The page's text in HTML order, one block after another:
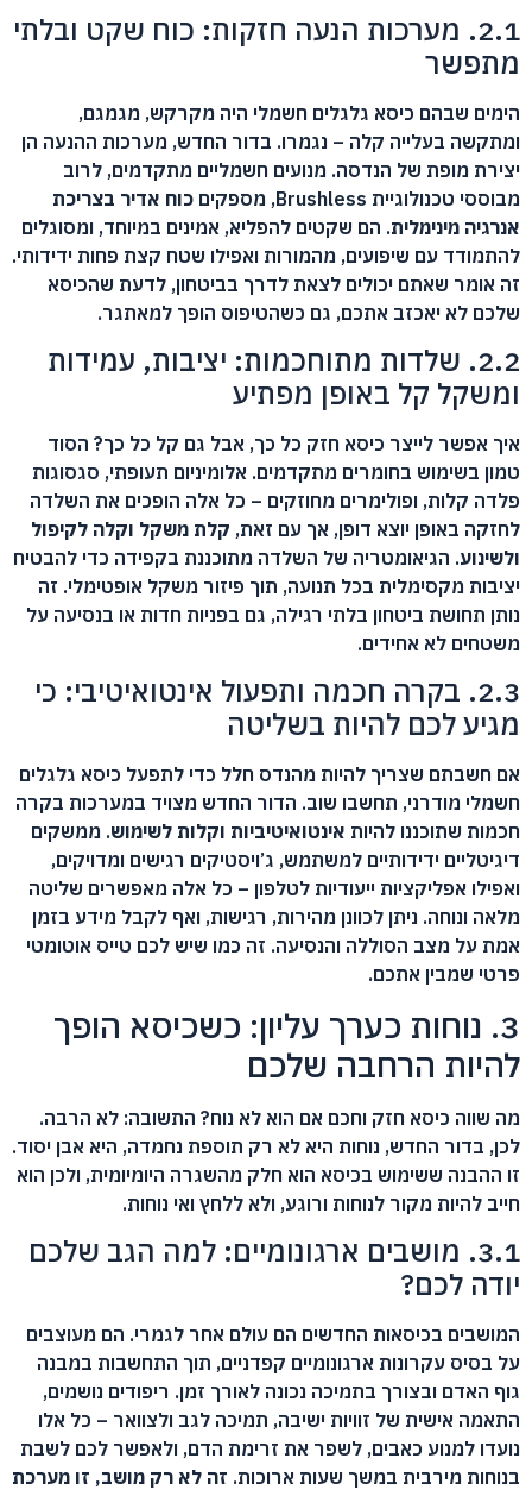
2.1. מערכות הנעה חזקות: כוח שקט ובלתי
מתפשר
הימים שבהם כיסא גלגלים חשמלי היה מקרקש, מגמגם,
ומתקשה בעלייה קלה – נגמרו. בדור החדש, מערכות ההנעה הן
יצירת מופת של הנדסה. מנועים חשמליים מתקדמים, לרוב
מבוססי טכנולוגיית Brushless, מספקים
כוח אדיר בצריכת
אנרגיה מינימלית. הם שקטים להפליא, אמינים במיוחד, ומסוגלים
להתמודד עם שיפועים, מהמורות ואפילו שטח קצת פחות ידידותי.
זה אומר שאתם יכולים לצאת לדרך בביטחון, לדעת שהכיסא
שלכם לא יאכזב אתכם, גם כשהטיפוס הופך למאתגר.
2.2. שלדות מתוחכמות: יציבות, עמידות
ומשקל קל באופן מפתיע
איך אפשר לייצר כיסא חזק כל כך, אבל גם קל כל כך? הסוד
טמון בשימוש בחומרים מתקדמים. אלומיניום תעופתי, סגסוגות
פלדה קלות, ופולימרים מחוזקים – כל אלה הופכים את השלדה
לחזקה באופן יוצא דופן, אך עם זאת, קלת משקל וקלה לקיפול
ולשינוע. הגיאומטריה של השלדה מתוכננת בקפידה כדי להבטיח
יציבות מקסימלית בכל תנועה, תוך פיזור משקל אופטימלי. זה
נותן תחושת ביטחון בלתי רגילה, גם בפניות חדות או בנסיעה על
משטחים לא אחידים.
2.3. בקרה חכמה ותפעול אינטואיטיבי: כי
מגיע לכם להיות בשליטה
אם חשבתם שצריך להיות מהנדס חלל כדי לתפעל כיסא גלגלים
חשמלי מודרני, תחשבו שוב. הדור החדש מצויד במערכות בקרה
חכמות שתוכננו להיות אינטואיטיביות וקלות לשימוש. ממשקים
דיגיטליים ידידותיים למשתמש, ג’ויסטיקים רגישים ומדויקים,
ואפילו אפליקציות ייעודיות לטלפון – כל אלה מאפשרים שליטה
מלאה ונוחה. ניתן לכוונן מהירות, רגישות, ואף לקבל מידע בזמן
אמת על מצב הסוללה והנסיעה. זה כמו שיש לכם טייס אוטומטי
פרטי שמבין אתכם.
3. נוחות כערך עליון: כשכיסא הופך
להיות הרחבה שלכם
מה שווה כיסא חזק וחכם אם הוא לא נוח? התשובה: לא הרבה.
לכן, בדור החדש, נוחות היא לא רק תוספת נחמדה, היא אבן יסוד.
זו ההבנה ששימוש בכיסא הוא חלק מהשגרה היומיומית, ולכן הוא
חייב להיות מקור לנוחות ורוגע, ולא ללחץ ואי נוחות.
3.1. מושבים ארגונומיים: למה הגב שלכם
יודה לכם?
המושבים בכיסאות החדשים הם עולם אחר לגמרי. הם מעוצבים
על בסיס עקרונות ארגונומיים קפדניים, תוך התחשבות במבנה
גוף האדם ובצורך בתמיכה נכונה לאורך זמן. ריפודים נושמים,
התאמה אישית של זוויות ישיבה, תמיכה לגב ולצוואר – כל אלו
נועדו למנוע כאבים, לשפר את זרימת הדם, ולאפשר לכם לשבת
בנוחות מירבית במשך שעות ארוכות. זה לא רק מושב, זו מערכת